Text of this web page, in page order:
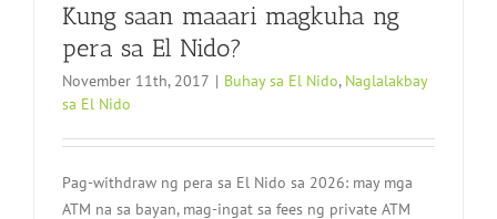
Kung saan maaari magkuha ng
pera sa El Nido?
November 11th, 2017 | Buhay sa El Nido, Naglalakbay
sa El Nido
Pag-withdraw ng pera sa El Nido sa 2026: may mga
ATM na sa bayan, mag-ingat sa fees ng private ATM